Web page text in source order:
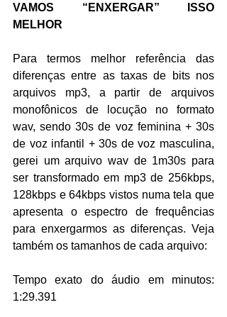
VAMOS “ENXERGAR” ISSO
MELHOR
Para termos melhor referência das
diferenças entre as taxas de bits nos
arquivos mp3, a partir de arquivos
monofônicos de locução no formato
wav, sendo 30s de voz feminina + 30s
de voz infantil + 30s de voz masculina,
gerei um arquivo wav de 1m30s para
ser transformado em mp3 de 256kbps,
128kbps e 64kbps vistos numa tela que
apresenta o espectro de frequências
para enxergarmos as diferenças. Veja
também os tamanhos de cada arquivo:
Tempo exato do áudio em minutos:
1:29.391